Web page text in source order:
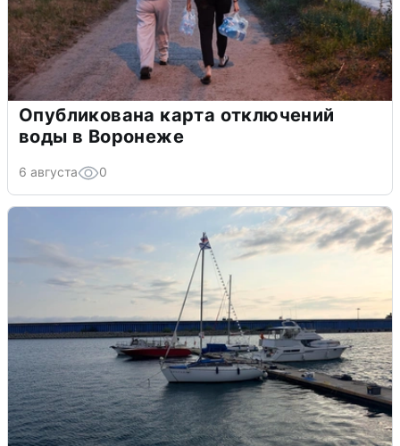
Опубликована карта отключений
воды в Воронеже
6 августа 0